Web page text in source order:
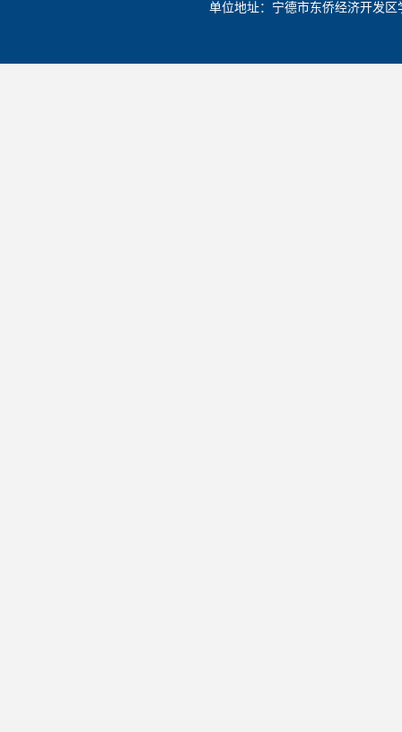
单位地址：宁德市东侨经济开发